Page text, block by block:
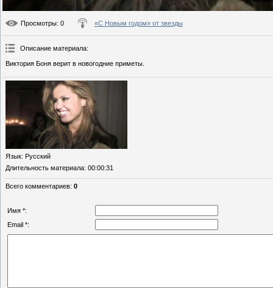
Просмотры: 0 «С Новым годом» от звезды
Описание материала:
Виктория Боня верит в новогодние приметы.
Язык: Русский
Длительность материала: 00:00:31
Всего комментариев: 0
Имя *:
Email *: